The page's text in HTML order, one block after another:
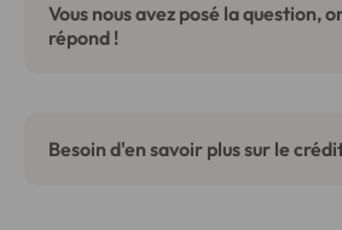
Vous nous avez posé la question,
répond !
Besoin d'en savoir plus sur le